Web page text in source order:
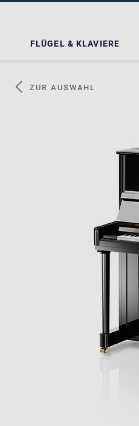
FLÜGEL & KLAVIERE
ZUR AUSWAHL